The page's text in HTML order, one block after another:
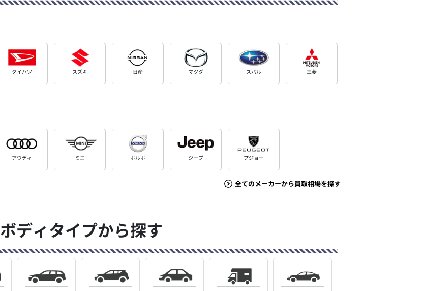
ダイハツ スズキ 日産 マツダ スバル 三菱
アウディ ミニ ボルボ ジープ プジョー
全てのメーカーから買取相場を探す
ボディタイプから探す